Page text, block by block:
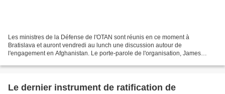
Les ministres de la Défense de l'OTAN sont réunis en ce moment à
Bratislava et auront vendredi au lunch une discussion autour de
l'engagement en Afghanistan. Le porte-parole de l'organisation, James
Le dernier instrument de ratification de